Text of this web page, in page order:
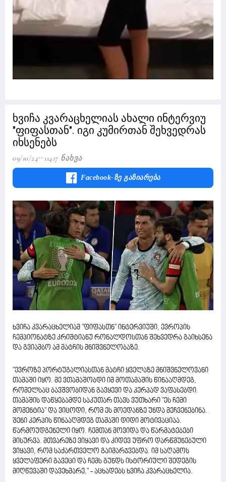
ხვიჩა კვარაცხელიას ახალი ინტერვიუ
"ფიფასთან". იგი კუმირთან შეხვედრას
იხსენებს
09/10/24 11417 Ნახვა
Facebook-Ზე Გაზიარება
ხვიჩა კვარაცხელიამ "ფიფასთნ" ინტერვიუში, ევროპის
ჩემპიონატზე კრიშტიანუ რონალდოსთან შეხვედრა გაიხსენა
და გვიამბო ამ მატჩის მნიშვნელობაზე.
"ევროზე პორტუგალიასთან მატჩი ყველაზე მნიშვნელოვანი
თამაში იყო. მე ვთამაშობდი იმ მოთამაშის წინააღმდეგ,
რომელსაც ბავშვობიდან გავყევი და კერპად ვაფასებდი.
თამაშის დაწყებამდე საკუთარ თავს ვუთხარი "ეს ჩემი
მომენტია" და ვიცოდი, რომ ეს მოედანზე უნდა მეჩვენებინა.
შენი კერპის წინააღმდეგ თამაში დიდი მოტივაციაა.
წარმოუდგენელი იყო. ჩემთან მოვიდა და წარმატებები
მისურვა. მთვარეზე ვიყავი და კიდევ უფრო დარწმუნებული
ვიყავი, რომ საქართველო გაიმარჯვებდა. იმ საღამოს
ყველაფერი გავეცი და ჩემს გუნდს ისტორიული შედეგის
მიღწევაში დავეხმარე," - აცხადებს ხვიჩა კვარაცხელია.